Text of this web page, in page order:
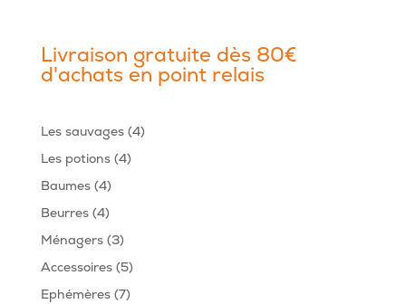
Livraison gratuite dès 80€
d'achats en point relais
Les sauvages 44
Les potions 44
Baumes 44
produits
Beurres 44
produits
Ménagers 33
produits
Accessoires 55
produits
Ephémères 77